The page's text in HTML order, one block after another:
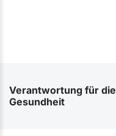
Verantwortung für die
Gesundheit